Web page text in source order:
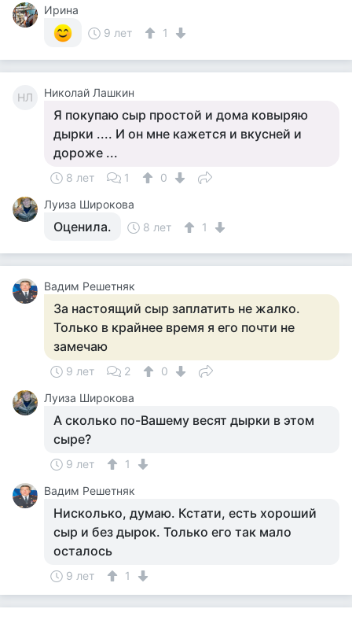
Ирина
9 лет
1
НЛ Николай Лашкин
Я покупаю сыр простой и дома ковыряю
дырки .... И он мне кажется и вкусней и
дороже ...
8 лет 1
0
Луиза Широкова
Оценила. 8 лет 1
Вадим Решетняк
За настоящий сыр заплатить не жалко.
Только в крайнее время я его почти не
замечаю
9 лет 2
0
Луиза Широкова
А сколько по-Вашему весят дырки в этом
сыре?
9 лет
1
Вадим Решетняк
Нисколько, думаю. Кстати, есть хороший
сыр и без дырок. Только его так мало
осталось
9 лет 1